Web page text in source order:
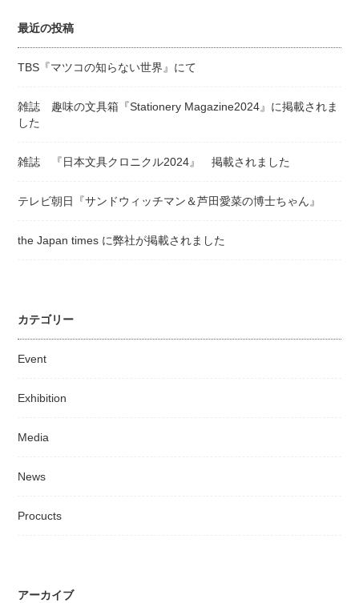
最近の投稿
TBS『マツコの知らない世界』にて
雑誌 趣味の文具箱『Stationery Magazine2024』に掲載されま
した
雑誌 『日本文具クロニクル2024』 掲載されました
テレビ朝日『サンドウィッチマン＆芦田愛菜の博士ちゃん』
the Japan times に弊社が掲載されました
カテゴリー
Event
Exhibition
Media
News
Procucts
アーカイブ